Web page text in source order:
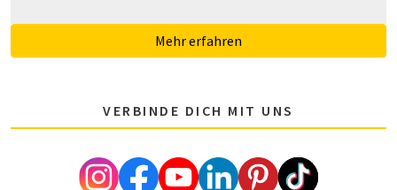
Mehr erfahren
VERBINDE DICH MIT UNS